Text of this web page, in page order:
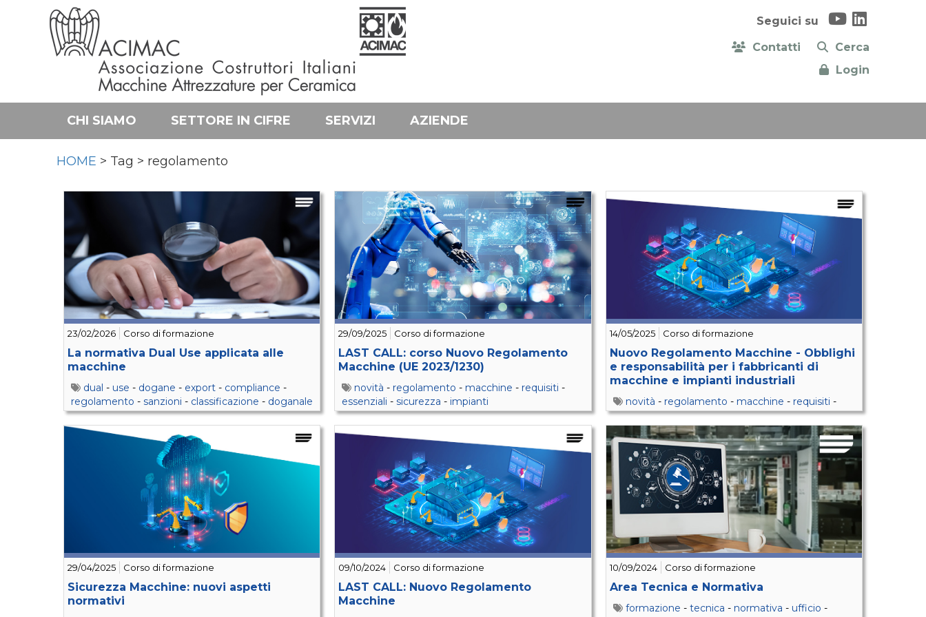
Seguici su
Contatti
Cerca
Login
CHI SIAMO SETTORE IN CIFRE SERVIZI AZIENDE
HOME > Tag > regolamento
23/02/2026 Corso di formazione
La normativa Dual Use applicata alle
macchine
dual - use - dogane - export - compliance -
regolamento - sanzioni - classificazione - doganale
-componentistica
29/09/2025 Corso di formazione
LAST CALL: corso Nuovo Regolamento
Macchine (UE 2023/1230)
novità - regolamento - macchine - requisiti -
essenziali -sicurezza - impianti
14/05/2025 Corso di formazione
Nuovo Regolamento Macchine - Obblighi
e responsabilità per i fabbricanti di
macchine e impianti industriali
novità - regolamento - macchine - requisiti -
essenziali-sicurezza-impianti
29/04/2025 Corso di formazione
Sicurezza Macchine: nuovi aspetti
normativi
09/10/2024 Corso di formazione
LAST CALL: Nuovo Regolamento
Macchine
10/09/2024 Corso di formazione
Area Tecnica e Normativa
formazione - tecnica - normativa - ufficio -